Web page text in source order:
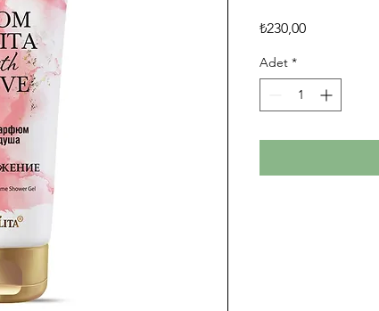
₺230,00Fiyat
Adet *